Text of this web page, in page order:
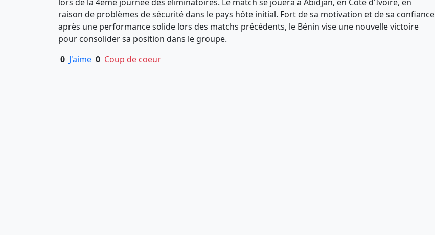
raison de problèmes de sécurité dans le pays hôte initial. Fort de sa motivation et de sa confiance
après une performance solide lors des matchs précédents, le Bénin vise une nouvelle victoire
pour consolider sa position dans le groupe.
0 J'aime 0 Coup de coeur